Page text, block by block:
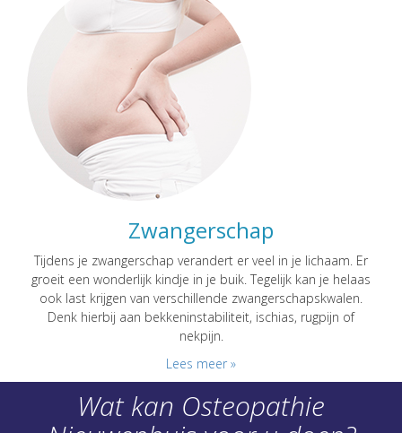
Zwangerschap
Tijdens je zwangerschap verandert er veel in je lichaam. Er
groeit een wonderlijk kindje in je buik. Tegelijk kan je helaas
ook last krijgen van verschillende zwangerschapskwalen.
Denk hierbij aan bekkeninstabiliteit, ischias, rugpijn of
nekpijn.
Lees meer »
Wat kan Osteopathie